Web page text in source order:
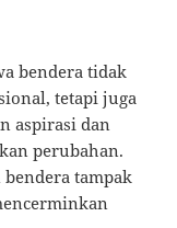
bendera tidak
tetapi juga
aspirasi dan
perubahan.
tampak